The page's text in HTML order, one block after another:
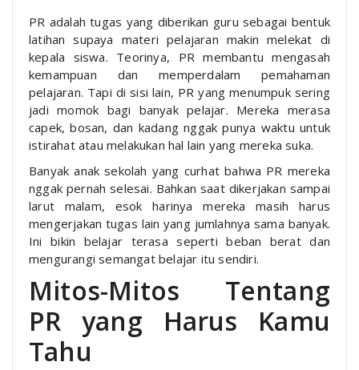
PR adalah tugas yang diberikan guru sebagai bentuk
latihan supaya materi pelajaran makin melekat di
kepala siswa. Teorinya, PR membantu mengasah
kemampuan dan memperdalam pemahaman
pelajaran. Tapi di sisi lain, PR yang menumpuk sering
jadi momok bagi banyak pelajar. Mereka merasa
capek, bosan, dan kadang nggak punya waktu untuk
istirahat atau melakukan hal lain yang mereka suka.
Banyak anak sekolah yang curhat bahwa PR mereka
nggak pernah selesai. Bahkan saat dikerjakan sampai
larut malam, esok harinya mereka masih harus
mengerjakan tugas lain yang jumlahnya sama banyak.
Ini bikin belajar terasa seperti beban berat dan
mengurangi semangat belajar itu sendiri.
Mitos-Mitos Tentang
PR yang Harus Kamu
Tahu